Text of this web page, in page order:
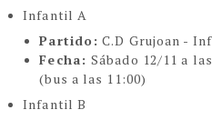
Infantil A
Partido: C.D Grujoan -
Fecha:Sábado 12/11 a
(bus a las 11:00)
Infantil B